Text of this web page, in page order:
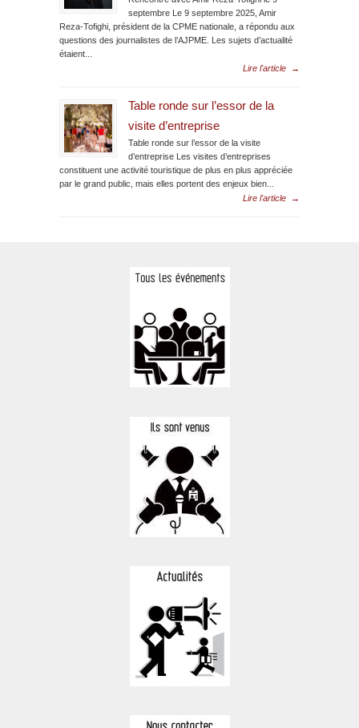
septembre Le 9 septembre 2025, Amir
Reza-Tofighi, président de la CPME nationale, a répondu aux
questions des journalistes de l’AJPME. Les sujets d’actualité
étaient...
Lire l'article
→
Table ronde sur l’essor de la
visite d’entreprise
Table ronde sur l’essor de la visite
d’entreprise Les visites d’entreprises
constituent une activité touristique de plus en plus appréciée
par le grand public, mais elles portent des enjeux bien...
Lire l'article
→